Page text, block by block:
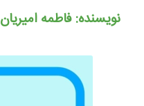
نویسنده: فاطمه امیریان